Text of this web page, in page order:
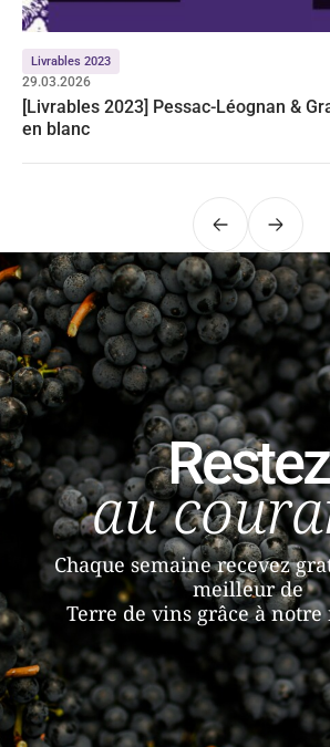
Livrables 2023
29.03.2026
[Livrables 2023] Pessac-Léognan &
en blanc
PrécédentSuivant
Restez
au
Chaque semaine recevez
meilleur de
Terre de vins grâce à